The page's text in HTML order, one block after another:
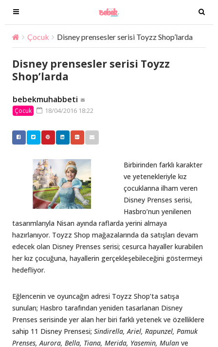
T
o
g
g
l
e
n
v
i
g
T
o
g
i
Çocuk Disney prensesler serisi Toyzz Shop’larda
Disney prensesler serisi Toyzz
Shop’larda
bebekmuhabbeti
Çocuk 18/04/2016 18:22
Birbirinden farklı karakter
ve yetenekleriyle kız
çocuklarına ilham veren
Disney Prenses serisi,
Hasbro’nun yenilenen
tasarımlarıyla Nisan ayında raflarda yerini almaya
hazırlanıyor. Toyzz Shop mağazalarında da satışları devam
edecek olan Disney Prenses serisi; cesurca hayaller kurabilen
her kız çocuğuna, hayallerin gerçekleşebileceğini göstermeyi
hedefliyor.
Eğlencenin ve oyuncağın adresi Toyzz Shop’ta satışa
sunulan; Hasbro tarafından yeniden tasarlanan Disney
Prenses serisinde yer alan her biri farklı yetenek ve özelliklere
sahip 11 Disney Prensesi; Sindirella, Ariel, Rapunzel, Pamuk
Prenses, Aurora, Bella, Tiana, Merida, Yasemin, Mulan ve